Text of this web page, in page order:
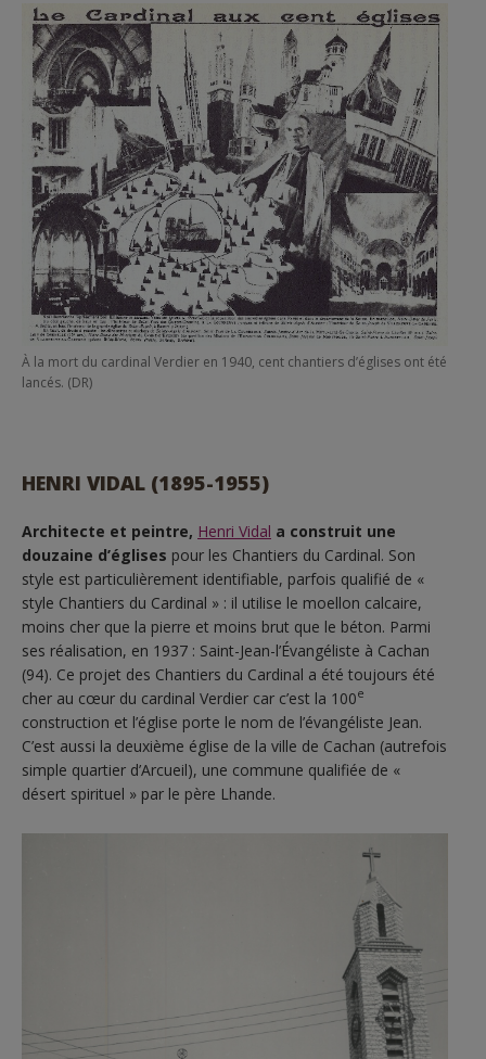
À la mort du cardinal Verdier en 1940, cent chantiers d’églises ont été
lancés. (DR)
HENRI VIDAL (1895-1955)
Architecte et peintre, Henri Vidal a construit une
douzaine d’églises pour les Chantiers du Cardinal. Son
style est particulièrement identifiable, parfois qualifié de «
style Chantiers du Cardinal » : il utilise le moellon calcaire,
moins cher que la pierre et moins brut que le béton. Parmi
ses réalisation, en 1937 : Saint-Jean-l’Évangéliste à Cachan
(94). Ce projet des Chantiers du Cardinal a été toujours été
cher au cœur du cardinal Verdier car c’est la 100e
construction et l’église porte le nom de l’évangéliste Jean.
C’est aussi la deuxième église de la ville de Cachan (autrefois
simple quartier d’Arcueil), une commune qualifiée de «
désert spirituel » par le père Lhande.